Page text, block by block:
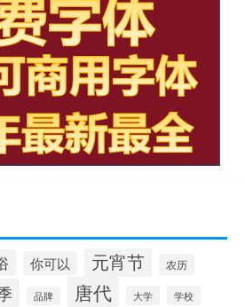
你可以 元宵节 农历
品牌 唐代 大学 学校